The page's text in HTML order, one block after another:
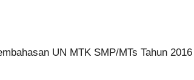
UN MTK SMP/MTs Tahun